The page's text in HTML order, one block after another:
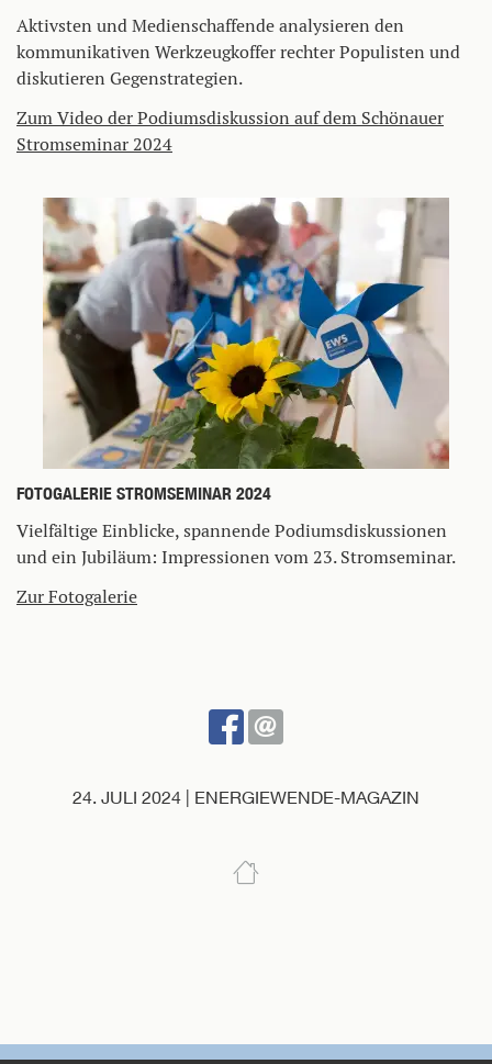
Aktivsten und Medienschaffende analysieren den
kommunikativen Werkzeugkoffer rechter Populisten und
diskutieren Gegenstrategien.
Zum Video der Podiumsdiskussion auf dem Schönauer
Stromseminar 2024
FOTOGALERIE STROMSEMINAR 2024
Vielfältige Einblicke, spannende Podiumsdiskussionen
und ein Jubiläum: Impressionen vom 23. Stromseminar.
Zur Fotogalerie
BEI
FACEBOOK
24. JULI 2024 | ENERGIEWENDE-MAGAZIN